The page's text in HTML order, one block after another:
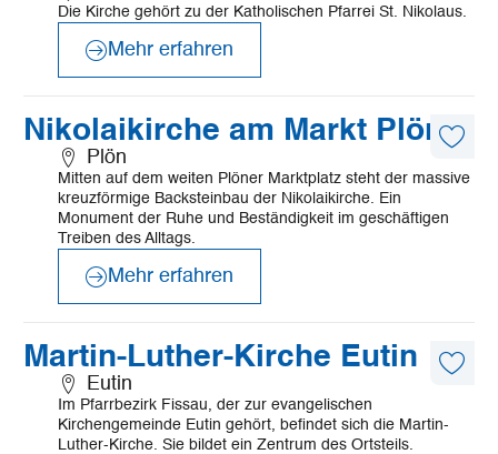
Die Kirche gehört zu der Katholischen Pfarrei St. Nikolaus.
Mehr erfahren
Nikolaikirche am Markt Plön
Plön
Mitten auf dem weiten Plöner Marktplatz steht der massive
kreuzförmige Backsteinbau der Nikolaikirche. Ein
Monument der Ruhe und Beständigkeit im geschäftigen
Treiben des Alltags.
Mehr
erfahren
Mehr erfahren
Martin-Luther-Kirche Eutin
Eutin
Im Pfarrbezirk Fissau, der zur evangelischen
Kirchengemeinde Eutin gehört, befindet sich die Martin-
Luther-Kirche. Sie bildet ein Zentrum des Ortsteils.
Mehr
erfahren